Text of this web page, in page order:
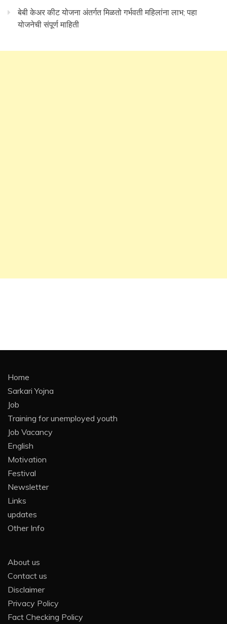
बेबी केअर कीट योजना अंतर्गत मिळतो गर्भवती महिलांना लाभ; पहा
योजनेची संपूर्ण माहिती
Home
Sarkari Yojna
Job
Training for unemployed youth
Job Vacancy
English
Motivation
Festival
Newsletter
Links
updates
Other Info
About us
Contact us
Disclaimer
Privacy Policy
Fact Checking Policy